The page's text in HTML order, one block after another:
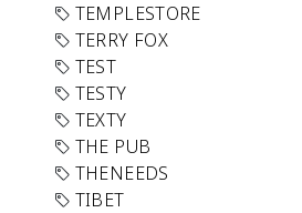
TEMPLESTORE
TERRY FOX
TEST
TESTY
TEXTY
THE PUB
THENEEDS
TIBET